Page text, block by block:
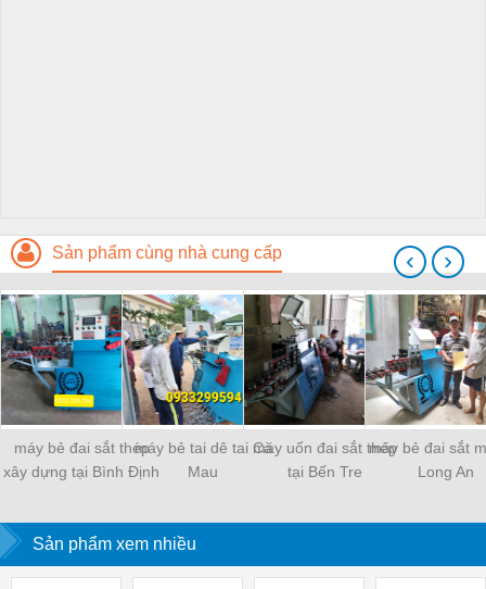
Sản phẩm cùng nhà cung cấp
máy bẻ đai sắt thép
xây dựng tại Bình Định
máy bẻ tai dê tai Cà
Mau
máy uốn đai sắt thép
tại Bến Tre
máy bẻ đai sắt
Long An
‹ ›
Sản phẩm xem nhiều